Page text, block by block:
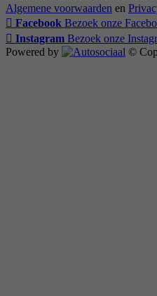
Algemene voorwaarden en
Facebook Bezoek onze
Instagram Bezoek onze
Powered by
©